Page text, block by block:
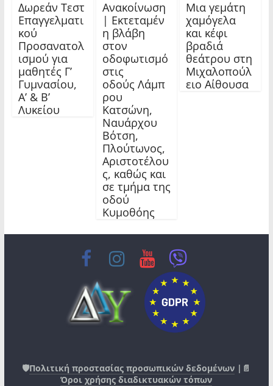
Δωρεάν Τεστ
Επαγγελματι
κού
Προσανατολ
ισμού για
μαθητές Γ’
Γυμνασίου,
Α’ & Β’
Λυκείου
Ανακοίνωση
| Εκτεταμέν
η βλάβη
στον
οδοφωτισμό
στις
οδούς Λάμπ
ρου
Κατσώνη,
Ναυάρχου
Βότση,
Πλούτωνος,
Αριστοτέλου
ς, καθώς και
σε τμήμα της
οδού
Κυμοθόης
Μια γεμάτη
χαμόγελα
και κέφι
βραδιά
θεάτρου στη
Μιχαλοπούλ
ειο Αίθουσα
🛡️Πολιτική προστασίας προσωπικών δεδομένων |📄
Όροι χρήσης διαδικτυακών τόπων